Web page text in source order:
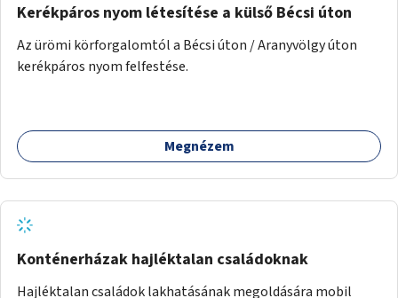
Kerékpáros nyom létesítése a külső Bécsi úton
Az ürömi körforgalomtól a Bécsi úton / Aranyvölgy úton
kerékpáros nyom felfestése.
Megnézem
Konténerházak hajléktalan családoknak
Hajléktalan családok lakhatásának megoldására mobil